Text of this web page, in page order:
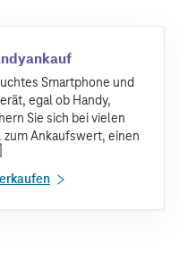
Smartphone und
egal ob Handy,
Sie sich bei vielen
Ankaufswert, einen